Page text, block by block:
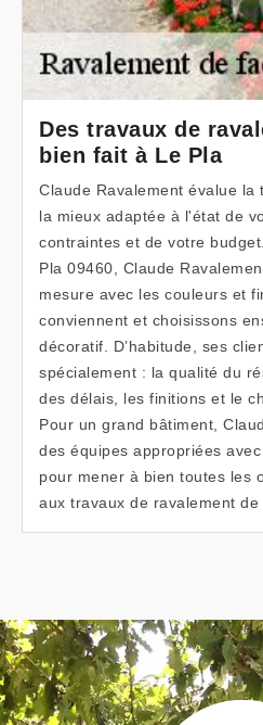
Des travaux de
bien fait à Le Pla
Claude Ravalement évalue la
la mieux adaptée à l'état de
contraintes et de votre
Pla 09460, Claude
mesure avec les couleurs et
conviennent et choisissons
décoratif. D’habitude, ses
spécialement : la qualité du
des délais, les finitions et le
Pour un grand bâtiment,
des équipes appropriées
pour mener à bien toutes les
aux travaux de ravalement de